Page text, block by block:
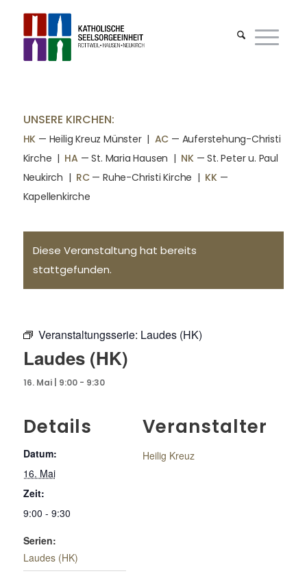
UNSERE KIRCHEN:
HK — Heilig Kreuz Münster | AC — Auferstehung-Christi
Kirche | HA — St. Maria Hausen | NK— St. Peter u. Paul
Neukirch | RC— Ruhe-Christi Kirche | KK—
Kapellenkirche
Diese Veranstaltung hat bereits
stattgefunden.
Veranstaltungsserie: Laudes (HK)
Laudes (HK)
16. Mai | 9:00- 9:30
Details
Datum:
16. Mai
Zeit:
9:00 - 9:30
Serien:
Laudes (HK)
Veranstalter
Heilig Kreuz